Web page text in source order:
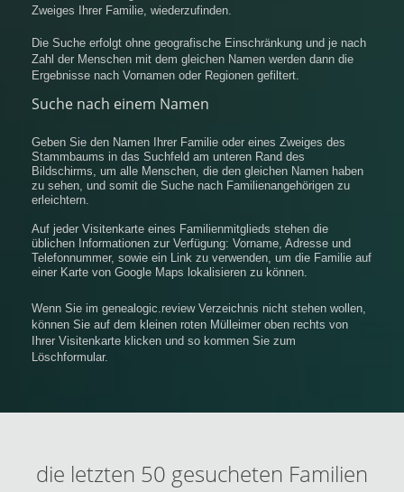
Zweiges Ihrer Familie, wiederzufinden.
Die Suche erfolgt ohne geografische Einschränkung und je nach
Zahl der Menschen mit dem gleichen Namen werden dann die
Ergebnisse nach Vornamen oder Regionen gefiltert.
Suche nach einem Namen
Geben Sie den Namen Ihrer Familie oder eines Zweiges des
Stammbaums in das Suchfeld am unteren Rand des
Bildschirms, um alle Menschen, die den gleichen Namen haben
zu sehen, und somit die Suche nach Familienangehörigen zu
erleichtern.
Auf jeder Visitenkarte eines Familienmitglieds stehen die
üblichen Informationen zur Verfügung: Vorname, Adresse und
Telefonnummer, sowie ein Link zu verwenden, um die Familie auf
einer Karte von Google Maps lokalisieren zu können.
Wenn Sie im genealogic.review Verzeichnis nicht stehen wollen,
können Sie auf dem kleinen roten Mülleimer oben rechts von
Ihrer Visitenkarte klicken und so kommen Sie zum
Löschformular.
die letzten 50 gesucheten Familien